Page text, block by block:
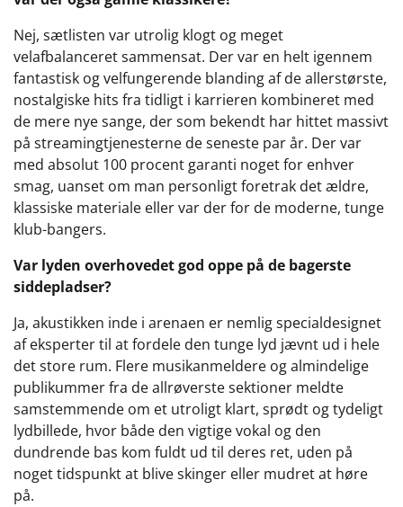
Nej, sætlisten var utrolig klogt og meget
velafbalanceret sammensat. Der var en helt igennem
fantastisk og velfungerende blanding af de allerstørste,
nostalgiske hits fra tidligt i karrieren kombineret med
de mere nye sange, der som bekendt har hittet massivt
på streamingtjenesterne de seneste par år. Der var
med absolut 100 procent garanti noget for enhver
smag, uanset om man personligt foretrak det ældre,
klassiske materiale eller var der for de moderne, tunge
klub-bangers.
Var lyden overhovedet god oppe på de bagerste
siddepladser?
Ja, akustikken inde i arenaen er nemlig specialdesignet
af eksperter til at fordele den tunge lyd jævnt ud i hele
det store rum. Flere musikanmeldere og almindelige
publikummer fra de allrøverste sektioner meldte
samstemmende om et utroligt klart, sprødt og tydeligt
lydbillede, hvor både den vigtige vokal og den
dundrende bas kom fuldt ud til deres ret, uden på
noget tidspunkt at blive skinger eller mudret at høre
på.